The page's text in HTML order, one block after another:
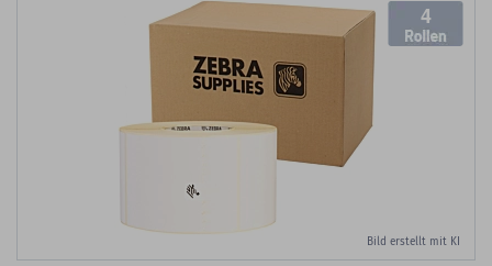
Bild erstellt mit KI
4